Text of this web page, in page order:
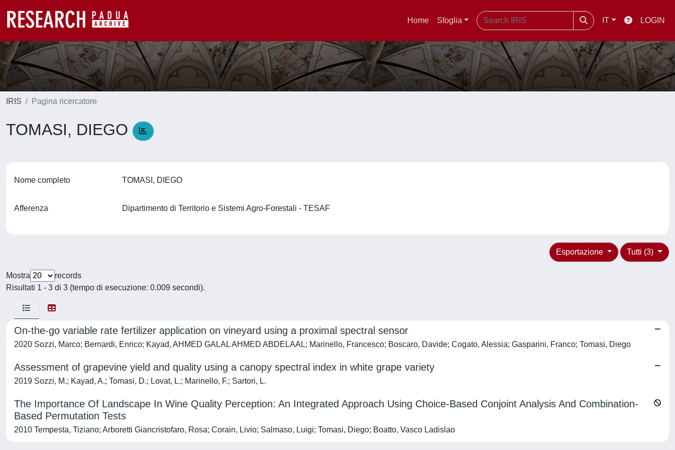
Home Sfoglia IT LOGIN
IRIS Pagina ricercatore
TOMASI, DIEGO
Nome completo TOMASI, DIEGO
Afferenza Dipartimento di Territorio e Sistemi Agro-Forestali - TESAF
Tutti (3)
Esportazione
Mostra
records
Risultati 1 - 3 di 3 (tempo di esecuzione: 0.009 secondi).
On-the-go variable rate fertilizer application on vineyard using a proximal spectral sensor
2020 Sozzi, Marco; Bernardi, Enrico; Kayad, AHMED GALAL AHMED ABDELAAL; Marinello, Francesco; Boscaro, Davide; Cogato, Alessia; Gasparini, Franco; Tomasi, Diego
Assessment of grapevine yield and quality using a canopy spectral index in white grape variety
2019 Sozzi, M.; Kayad, A.; Tomasi, D.; Lovat, L.; Marinello, F.; Sartori, L.
The Importance Of Landscape In Wine Quality Perception: An Integrated Approach Using Choice-Based Conjoint Analysis And Combination-
Based Permutation Tests
2010 Tempesta, Tiziano; Arboretti Giancristofaro, Rosa; Corain, Livio; Salmaso, Luigi; Tomasi, Diego; Boatto, Vasco Ladislao